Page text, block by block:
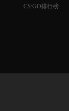
CS:GO排行榜